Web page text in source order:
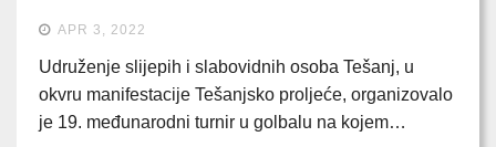
APR 3, 2022
Udruženje slijepih i slabovidnih osoba Tešanj, u
okvru manifestacije Tešanjsko proljeće, organizovalo
je 19. međunarodni turnir u golbalu na kojem…